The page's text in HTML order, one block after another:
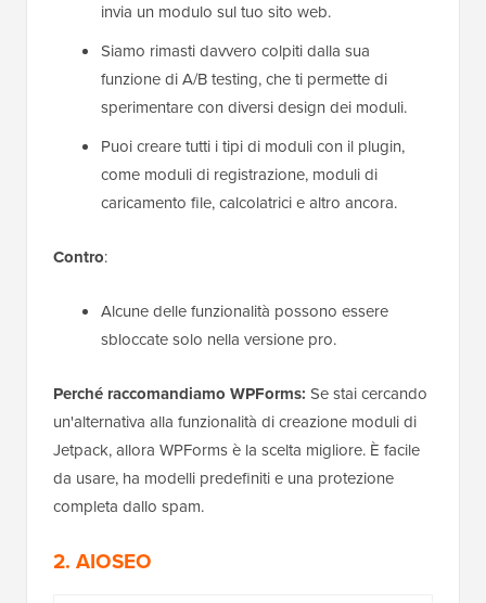
invia un modulo sul tuo sito web.
Siamo rimasti davvero colpiti dalla sua
funzione di A/B testing, che ti permette di
sperimentare con diversi design dei moduli.
Puoi creare tutti i tipi di moduli con il plugin,
come moduli di registrazione, moduli di
caricamento file, calcolatrici e altro ancora.
Contro:
Alcune delle funzionalità possono essere
sbloccate solo nella versione pro.
Perché raccomandiamo WPForms: Se stai cercando
un'alternativa alla funzionalità di creazione moduli di
Jetpack, allora WPForms è la scelta migliore. È facile
da usare, ha modelli predefiniti e una protezione
completa dallo spam.
2. AIOSEO